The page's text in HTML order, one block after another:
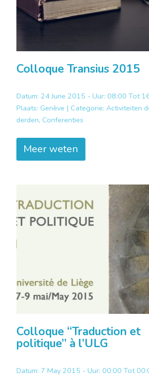
Colloque Transius 2015
Datum: 24 June 2015 - Uur: 08:00 Tot
Plaats: Genève | Categorie: Activiteiten
derden, Conferenties
Meer weten
Colloque “Traduction et
politique” à l’ULG
Datum: 7 May 2015 - Uur: 00:00 Tot